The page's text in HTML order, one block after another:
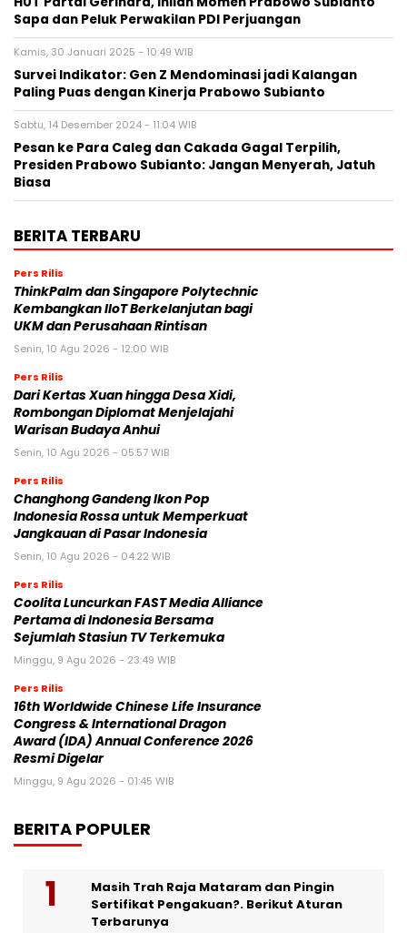
Sapa dan Peluk Perwakilan PDI Perjuangan
Kamis, 30 Januari 2025 - 10:49 WIB
Survei Indikator: Gen Z Mendominasi jadi Kalangan
Paling Puas dengan Kinerja Prabowo Subianto
Sabtu, 14 Desember 2024 - 11:04 WIB
Pesan ke Para Caleg dan Cakada Gagal Terpilih,
Presiden Prabowo Subianto: Jangan Menyerah, Jatuh
Biasa
BERITA TERBARU
Pers Rilis
ThinkPalm dan Singapore Polytechnic
Kembangkan IIoT Berkelanjutan bagi
UKM dan Perusahaan Rintisan
Senin, 10 Agu 2026 - 12:00 WIB
Pers Rilis
Dari Kertas Xuan hingga Desa Xidi,
Rombongan Diplomat Menjelajahi
Warisan Budaya Anhui
Senin, 10 Agu 2026 - 05:57 WIB
Pers Rilis
Changhong Gandeng Ikon Pop
Indonesia Rossa untuk Memperkuat
Jangkauan di Pasar Indonesia
Senin, 10 Agu 2026 - 04:22 WIB
Pers Rilis
Coolita Luncurkan FAST Media Alliance
Pertama di Indonesia Bersama
Sejumlah Stasiun TV Terkemuka
Minggu, 9 Agu 2026 - 23:49 WIB
Pers Rilis
16th Worldwide Chinese Life Insurance
Congress & International Dragon
Award (IDA) Annual Conference 2026
Resmi Digelar
Minggu, 9 Agu 2026 - 01:45 WIB
BERITA POPULER
Masih Trah Raja Mataram dan Pingin
Sertifikat Pengakuan?. Berikut Aturan
Terbarunya